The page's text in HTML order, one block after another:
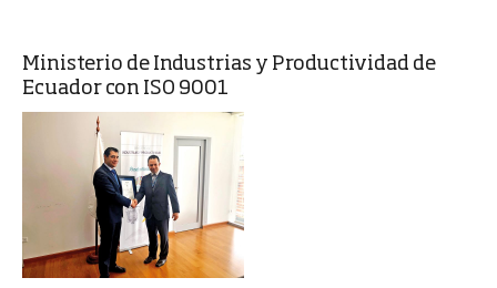
Ministerio de Industrias y Productividad de
Ecuador con ISO 9001